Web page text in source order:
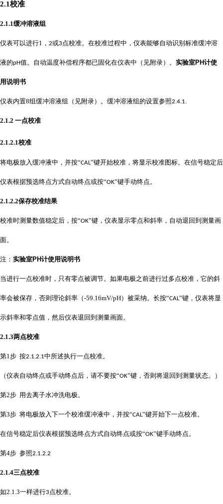
2.1校准
2.1.1缓冲溶液组
仪表可以进行1 ， 2或3点校准。在校准过程中，仪表能够自动识别标准缓冲溶
液的pH值。自动温度补偿程序都已固化在仪表中（见附录）。 实验室PH计使
用说明书
仪表内置8组缓冲溶液组（见附录）。缓冲溶液组的设置参照2.4.1.
2.1.2 一点校准
2.1.2.1校准
将电极放入缓冲液中，并按“CAL”键开始校准，将显示校准图标。在信号稳定后
仪表根据预选终点方式自动终点或按“OK”键手动终点。
2.1.2.2保存校准结果
校准时测量数值稳定后，按“OK”键，仪表显示零点和斜率，自动退回到测量画
面。
注： 实验室PH计使用说明书
当进行一点校准时，只有零点被调节。如果电极之前进行过多点校准，它的斜
率会被保存，否则理论斜率（-59.16mV/pH）被采纳。长按“CAL”键，仪表将显
示斜率和零点值，然后仪表退回到测量画面。
2.1.3两点校准
第1步 按2.1.2.1中所述执行一点校准。
（仪表自动终点或手动终点后，请不要按“OK”键，否则将退回到测量状态。）
第2步 用去离子水冲洗电极。
第3步 将电极放入下一个校准缓冲液中，并按“CAL”键开始下一点校准。
在信号稳定后仪表根据预选终点方式自动终点或按“OK”键手动终点。
第4步 参照2.1.2.2
2.1.4三点校准
如2.1.3一样进行3点校准。